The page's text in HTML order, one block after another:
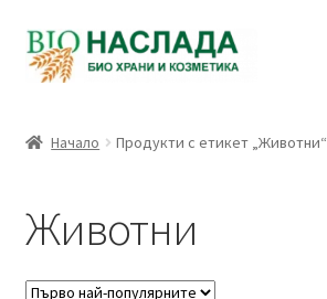
Skip
to
Skip
to
Плащане
Връзка с нас
Начало Продукти с етикет „Животни“
Животни